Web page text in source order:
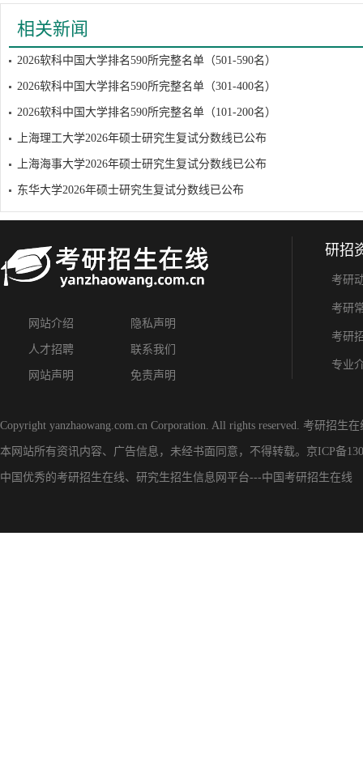
相关新闻
2026软科中国大学排名590所完整名单（501-590名）
2026软科中国大学排名590所完整名单（301-400名）
2026软科中国大学排名590所完整名单（101-200名）
上海理工大学2026年硕士研究生复试分数线已公布
上海海事大学2026年硕士研究生复试分数线已公布
东华大学2026年硕士研究生复试分数线已公布
网站介绍 隐私声明
人才招聘 联系我们
网站声明 免责声明
研招
考研
考研
考研
专业
Copyright yanzhaowang.com.cn Corporation. All rights reserved. 考研招生在
本网站所有资讯内容、广告信息，未经书面同意，不得转载。 京ICP备
中国优秀的考研招生在线、 研究生招生信息网 平台---中国考研招生在线